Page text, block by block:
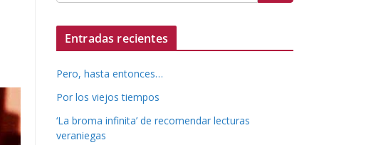
Entradas recientes
Pero, hasta entonces…
Por los viejos tiempos
‘La broma infinita’ de recomendar lecturas
veraniegas